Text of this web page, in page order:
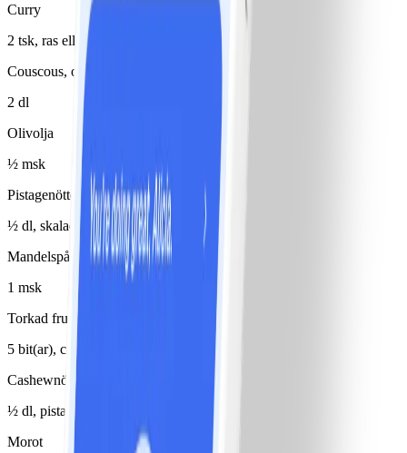
Curry
2 tsk, ras eller hanout
Couscous, okokt
2 dl
Olivolja
½ msk
Pistagenötter
½ dl, skalade
Mandelspån
1 msk
Torkad frukt
5 bit(ar), ca ½ dl
Cashewnötter
½ dl, pistagenötter
Morot